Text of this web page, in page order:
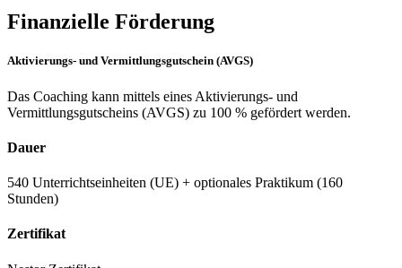
Finanzielle Förderung
Aktivierungs- und Vermittlungsgutschein (AVGS)
Das Coaching kann mittels eines Aktivierungs- und
Vermittlungsgutscheins (AVGS) zu 100 % gefördert werden.
Dauer
540 Unterrichtseinheiten (UE) + optionales Praktikum (160
Stunden)
Zertifikat